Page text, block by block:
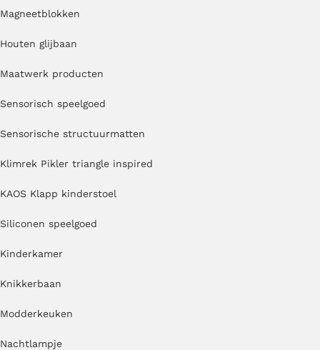
Magneetblokken
Houten glijbaan
Maatwerk producten
Sensorisch speelgoed
Sensorische structuurmatten
Klimrek Pikler triangle inspired
KAOS Klapp kinderstoel
Siliconen speelgoed
Kinderkamer
Knikkerbaan
Modderkeuken
Nachtlampje